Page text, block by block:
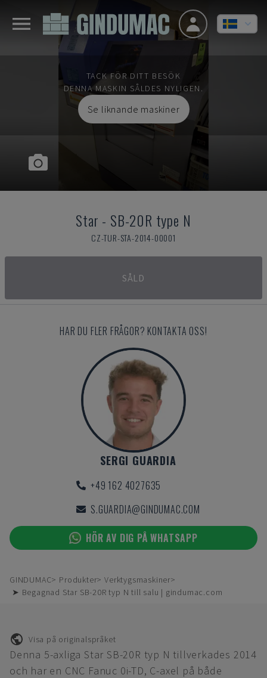
TACK FÖR DITT BESÖK
DENNA MASKIN SÅLDES NYLIGEN.
Se liknande maskiner
Star - SB-20R type N
CZ-TUR-STA-2014-00001
SÅLD
HAR DU FLER FRÅGOR? KONTAKTA OSS!
SERGI GUARDIA
+49 162 4027635
S.GUARDIA@GINDUMAC.COM
HÖR AV DIG PÅ WHATSAPP
GINDUMAC Produkter
Verktygsmaskiner
➤ Begagnad Star SB-20R typ N till salu | gindumac.com
Visa på originalspråket
Denna 5-axliga Star SB-20R typ N tillverkades 2014
och har en CNC Fanuc 0i-TD, C-axel på både